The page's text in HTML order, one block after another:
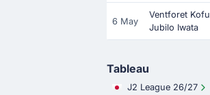
6 May
Ventforet Kofu
Jubilo Iwata
Tableau
J2 League 26/27